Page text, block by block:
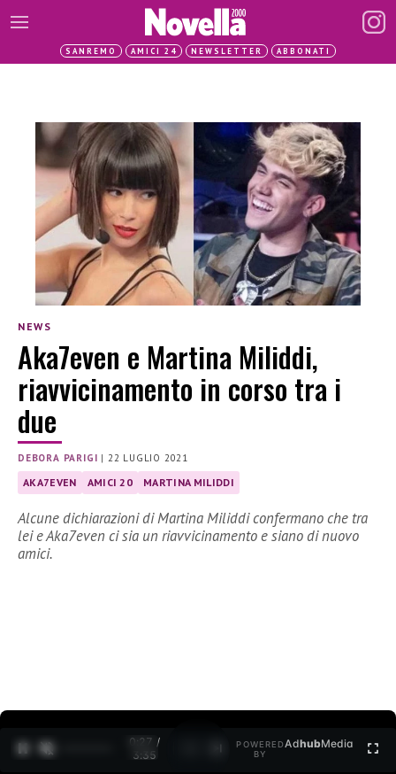
SANREMO AMICI 24 NEWSLETTER ABBONATI
NEWS
Aka7even e Martina Miliddi,
riavvicinamento in corso tra i
due
DEBORA PARIGI | 22 LUGLIO 2021
AKA7EVEN AMICI 20 MARTINA MILIDDI
Alcune dichiarazioni di Martina Miliddi confermano che tra
lei e Aka7even ci sia un riavvicinamento e siano di nuovo
amici.
0:27 /
3:35
POWERED
BY
AdhubMedia